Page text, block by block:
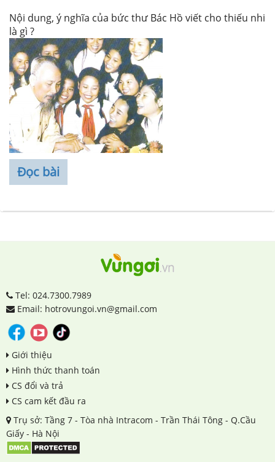
Nội dung, ý nghĩa của bức thư Bác Hồ viết cho thiếu nhi
là gì ?
Đọc bài
Tel: 024.7300.7989
Email: hotrovungoi.vn@gmail.com
Giới thiệu
Hình thức thanh toán
CS đổi và trả
CS cam kết đầu ra
Trụ sở: Tầng 7 - Tòa nhà Intracom - Trần Thái Tông - Q.Cầu
Giấy - Hà Nội